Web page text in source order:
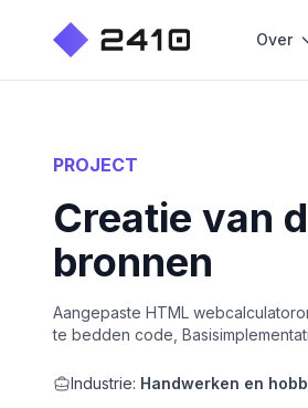
Over
PROJECT
Creatie van
bronnen
Aangepaste HTML
te bedden code,
Industrie: Handwerken en